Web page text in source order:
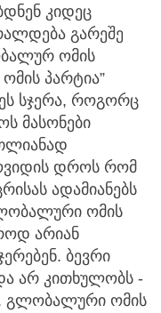
კიდეც
გარეშე
ომის
პარტია”
სჯერა, როგორც
მასონები
დროს რომ
ადამიანებს
ომის
არიან
ბევრი
არ კითხულობს -
გლობალური ომის